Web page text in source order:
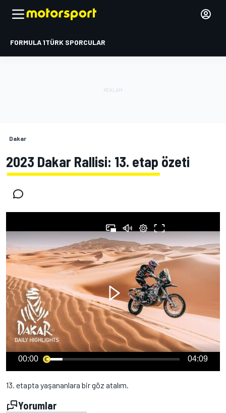
FORMULA 1TÜRK SPORCULAR
Dakar
2023 Dakar Rallisi: 13. etap özeti
00:00 04:09
13. etapta yaşananlara bir göz atalım.
Yorumlar